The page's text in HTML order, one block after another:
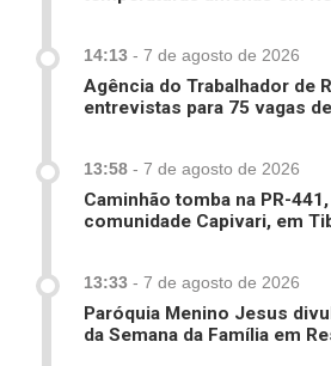
14:13 - 7 de agosto de 2026
Agência do Trabalhador de
entrevistas para 75 vagas
13:58 - 7 de agosto de 2026
Caminhão tomba na PR-
comunidade Capivari, em
13:33 - 7 de agosto de 2026
Paróquia Menino Jesus
da Semana da Família em